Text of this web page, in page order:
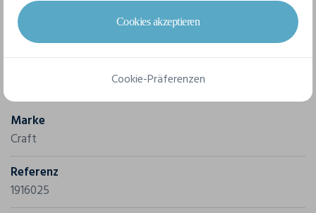
Boden • Regular fit
Marke
Craft
Referenz
1916025
Cookies akzeptieren
Cookie-Präferenzen